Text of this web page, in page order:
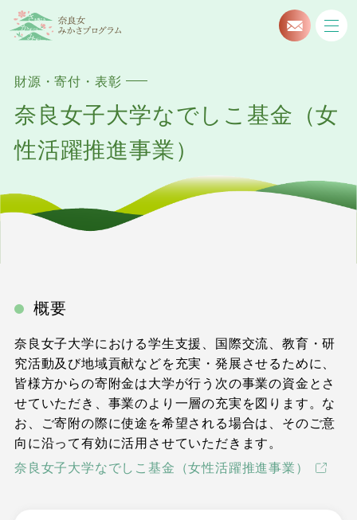
財源・寄付・表彰
奈良女子大学なでしこ基金（女
性活躍推進事業）
概要
奈良女子大学における学生支援、国際交流、教育・研
究活動及び地域貢献などを充実・発展させるために、
皆様方からの寄附金は大学が行う次の事業の資金とさ
せていただき、事業のより一層の充実を図ります。な
お、ご寄附の際に使途を希望される場合は、そのご意
向に沿って有効に活用させていただきます。
奈良女子大学なでしこ基金（女性活躍推進事業）